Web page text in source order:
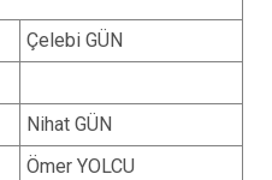
Çelebi GÜN
Nihat GÜN
Ömer YOLCU